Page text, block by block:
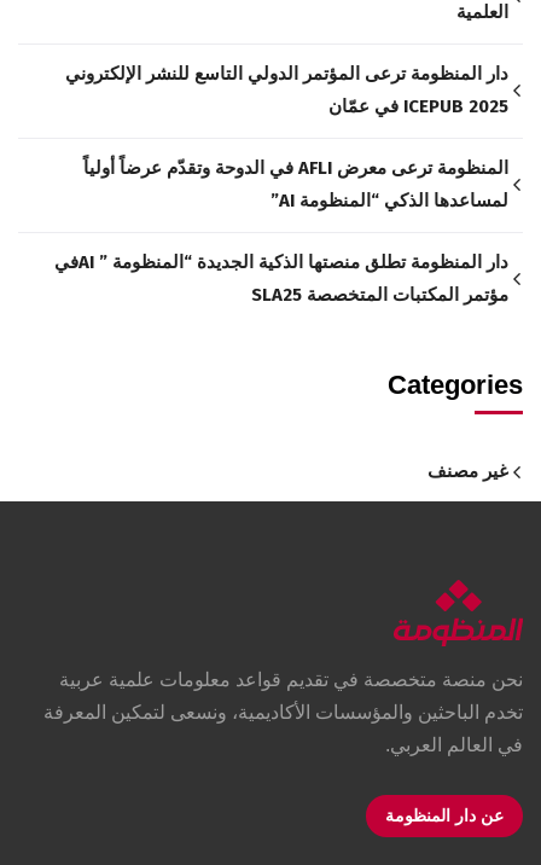
العلمية
دار المنظومة ترعى المؤتمر الدولي التاسع للنشر الإلكتروني
ICEPUB 2025 في عمّان
المنظومة ترعى معرض AFLI في الدوحة وتقدّم عرضاً أولياً
لمساعدها الذكي “المنظومة AI”
دار المنظومة تطلق منصتها الذكية الجديدة “المنظومة ” AIفي
مؤتمر المكتبات المتخصصة SLA25
Categories
غير مصنف
نحن منصة متخصصة في تقديم قواعد معلومات علمية عربية
تخدم الباحثين والمؤسسات الأكاديمية، ونسعى لتمكين المعرفة
في العالم العربي.
عن دار المنظومة